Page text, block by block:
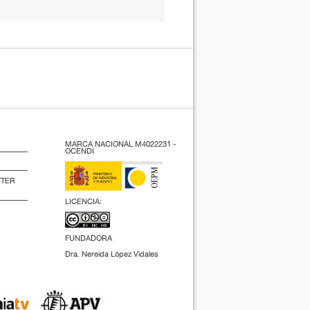
MARCA NACIONAL M4022231 -
OCENDI
LICENCIA:
FUNDADORA
Dra. Nereida López Vidales